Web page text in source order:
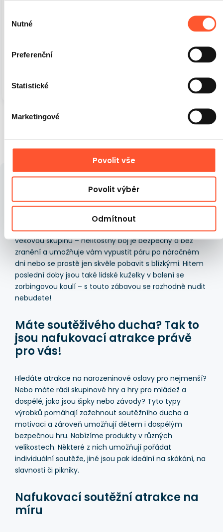
souhlasu
Nutné
Preferenční
Statistické
Marketingové
Povolit vše
Povolit výběr
Odmítnout
18 990 Kč
Nafukovací věž
K zábavě neodmyslitelně patří soutěžení, proto na
vašich akcích nesmí chybět naše nafukovací atrakce!
Vžilo se přesvědčení, že nafukovací atrakce jsou
zábavou pro děti. Ale kdepak! Lezecká stěna, býčí
rodeo nebo gladiátorská aréna jsou určeny pro širokou
věkovou skupinu – nelítostný boj je bezpečný a bez
zranění a umožňuje vám vypustit páru po náročném
dni nebo se prostě jen skvěle pobavit s blízkými. Hitem
poslední doby jsou také lidské kuželky v balení se
zorbingovou koulí – s touto zábavou se rozhodně nudit
nebudete!
Máte soutěživého ducha? Tak to
jsou nafukovací atrakce právě
pro vás!
Hledáte atrakce na narozeninové oslavy pro nejmenší?
Nebo máte rádi skupinové hry a hry pro mládež a
dospělé, jako jsou šipky nebo závody? Tyto typy
výrobků pomáhají zažehnout soutěžního ducha a
motivaci a zároveň umožňují dětem i dospělým
bezpečnou hru. Nabízíme produkty v různých
velikostech. Některé z nich umožňují pořádat
individuální soutěže, jiné jsou pak ideální na skákání, na
slavnosti či pikniky.
Nafukovací soutěžní atrakce na
míru